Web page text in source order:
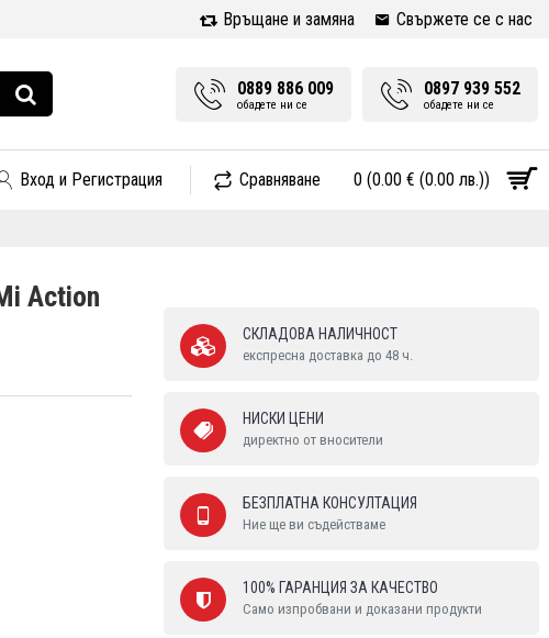
Връщане и замяна Свържете се с нас
0889 886 009
обадете ни се
0897 939 552
обадете ни се
Вход и Регистрация Сравняване 0 (0.00 € (0.00 лв.))
Action
СКЛАДОВА НАЛИЧНОСТ
експресна доставка до 48 ч.
НИСКИ ЦЕНИ
директно от вносители
БЕЗПЛАТНА КОНСУЛТАЦИЯ
Ние ще ви съдействаме
100% ГАРАНЦИЯ ЗА КАЧЕСТВО
Само изпробвани и доказани продукти